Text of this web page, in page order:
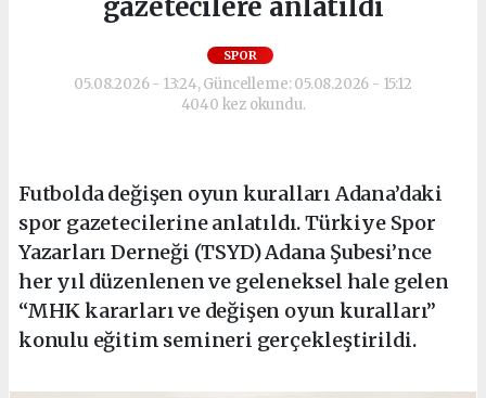
gazetecilere anlatıldı
SPOR
05.08.2026 - 13:24, Güncelleme: 05.08.2026 - 15:12
4040 kez okundu.
Futbolda değişen oyun kuralları Adana’daki
spor gazetecilerine anlatıldı. Türkiye Spor
Yazarları Derneği (TSYD) Adana Şubesi’nce
her yıl düzenlenen ve geleneksel hale gelen
“MHK kararları ve değişen oyun kuralları”
konulu eğitim semineri gerçekleştirildi.